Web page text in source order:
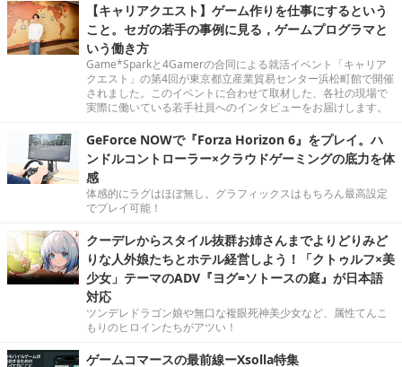
【キャリアクエスト】ゲーム作りを仕事にするという
こと。セガの若手の事例に見る，ゲームプログラマと
いう働き方
Game*Sparkと4Gamerの合同による就活イベント「キャリア
クエスト」の第4回が東京都立産業貿易センター浜松町館で開催
されました。このイベントに合わせて取材した、各社の現場で
実際に働いている若手社員へのインタビューをお届けします。
GeForce NOWで『Forza Horizon 6』をプレイ。ハ
ンドルコントローラー×クラウドゲーミングの底力を体
感
体感的にラグはほぼ無し。グラフィックスはもちろん最高設定
でプレイ可能！
クーデレからスタイル抜群お姉さんまでよりどりみど
りな人外娘たちとホテル経営しよう！「クトゥルフ×美
少女」テーマのADV『ヨグ=ソトースの庭』が日本語
対応
ツンデレドラゴン娘や無口な複眼死神美少女など、属性てんこ
もりのヒロインたちがアツい！
ゲームコマースの最前線ーXsolla特集